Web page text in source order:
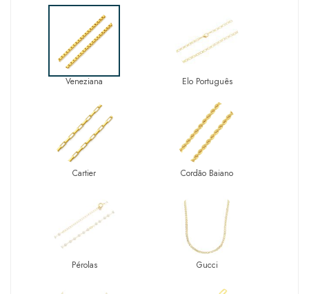
Veneziana Elo Português
Cartier Cordão Baiano
Pérolas Gucci